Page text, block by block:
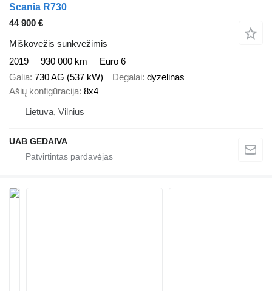
Scania R730
44 900 €
Miškovežis sunkvežimis
2019
930 000 km
Euro 6
Galia 730 AG (537 kW) Degalai dyzelinas
Ašių konfigūracija 8x4
Lietuva, Vilnius
UAB GEDAIVA